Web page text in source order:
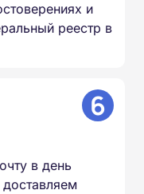
и
реестр в
6
в день